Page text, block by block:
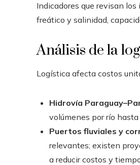
Indicadores que revisan
freático y salinidad,
Análisis de la
Logística afecta costos
Hidrovía
volúmenes por río
Puertos fluviales y
relevantes; existen
a reducir costos y